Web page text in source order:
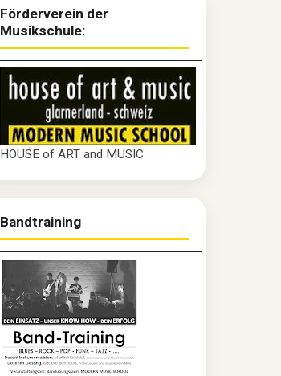
Förderverein der
Musikschule:
HOUSE of ART and MUSIC
Bandtraining